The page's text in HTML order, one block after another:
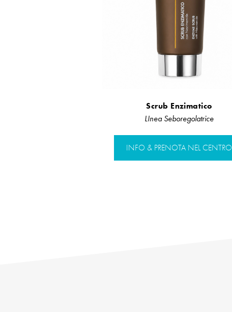
Scrub Enzimatico
LInea Seboregolatrice
INFO & PRENOTA NEL CENTRO